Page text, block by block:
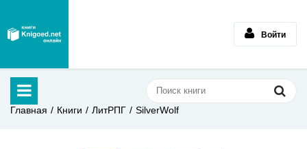
Войти
Главная Книги ЛитРПГ SilverWolf